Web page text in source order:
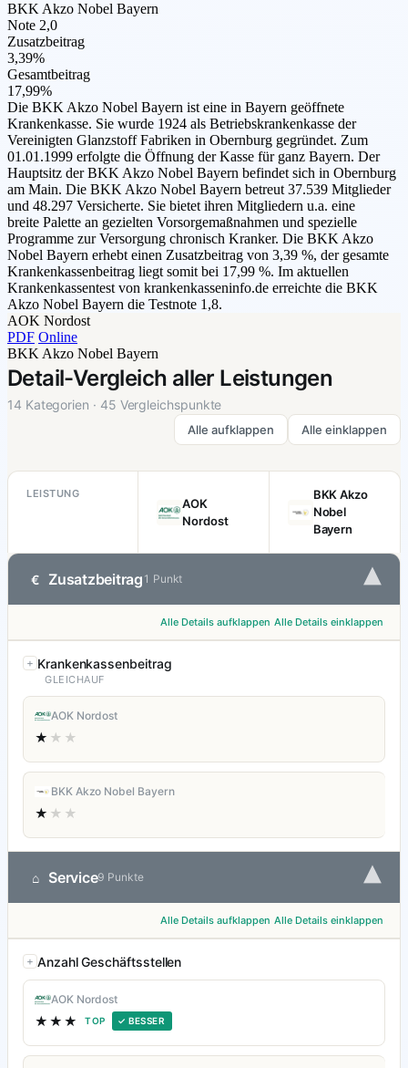
BKK Akzo Nobel Bayern
Note 2,0
Zusatzbeitrag
3,39%
Gesamtbeitrag
17,99%
Die BKK Akzo Nobel Bayern ist eine in Bayern geöffnete
Krankenkasse. Sie wurde 1924 als Betriebskrankenkasse der
Vereinigten Glanzstoff Fabriken in Obernburg gegründet. Zum
01.01.1999 erfolgte die Öffnung der Kasse für ganz Bayern. Der
Hauptsitz der BKK Akzo Nobel Bayern befindet sich in Obernburg
am Main. Die BKK Akzo Nobel Bayern betreut 37.539 Mitglieder
und 48.297 Versicherte. Sie bietet ihren Mitgliedern u.a. eine
breite Palette an gezielten Vorsorgemaßnahmen und spezielle
Programme zur Versorgung chronisch Kranker. Die BKK Akzo
Nobel Bayern erhebt einen Zusatzbeitrag von 3,39 %, der gesamte
Krankenkassenbeitrag liegt somit bei 17,99 %. Im aktuellen
Krankenkassentest von krankenkasseninfo.de erreichte die BKK
Akzo Nobel Bayern die Testnote 1,8.
AOK Nordost
PDF Online
BKK Akzo Nobel Bayern
Detail-Vergleich aller Leistungen
14 Kategorien · 45 Vergleichspunkte
Alle aufklappen Alle einklappen
LEISTUNG
AOK
Nordost
BKK Akzo
Nobel
Bayern
€ Zusatzbeitrag 1 Punkt ▾
Alle Details aufklappen Alle Details einklappen
Krankenkassenbeitrag
GLEICHAUF
AOK Nordost
★ ★★
BKK Akzo Nobel Bayern
★ ★★
⌂ Service9 Punkte ▾
Alle Details aufklappen Alle Details einklappen
Anzahl Geschäftsstellen
AOK Nordost
★★★ TOP ✓ BESSER